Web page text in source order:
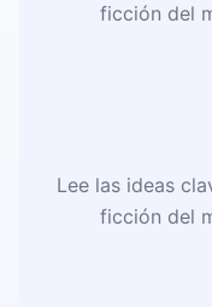
ficción del
Lee las ideas
ficción del